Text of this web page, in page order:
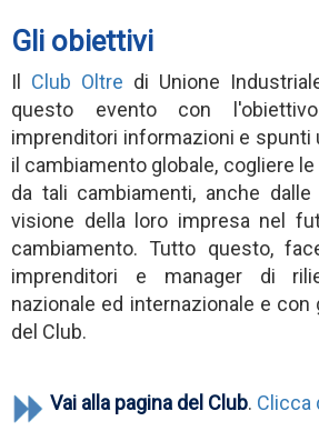
Gli obiettivi
Il Club Oltre di Unione
questo evento con
imprenditori informazioni e spunti
il cambiamento globale, cogliere
da tali cambiamenti, anche
visione della loro impresa nel
cambiamento. Tutto questo,
imprenditori e manager di
nazionale ed internazionale e
del Club.
Vai alla pagina del Club. Clicca